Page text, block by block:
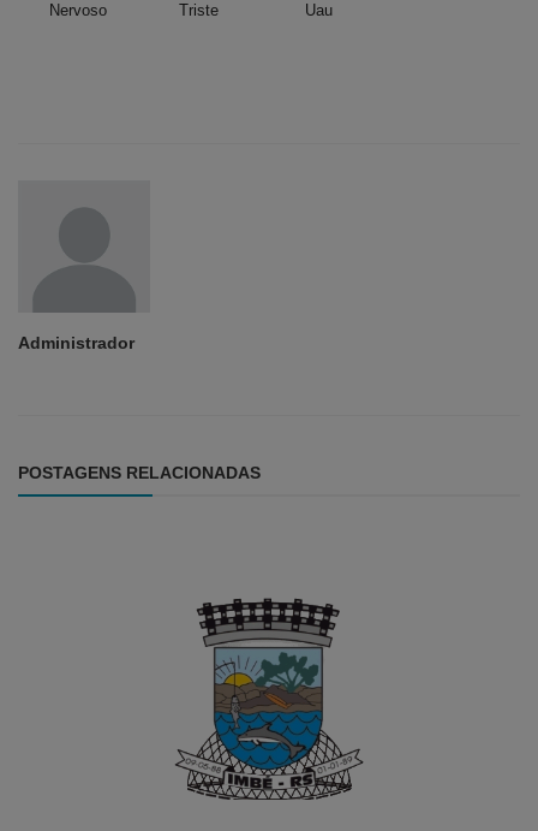
Nervoso Triste Uau
Administrador
POSTAGENS RELACIONADAS